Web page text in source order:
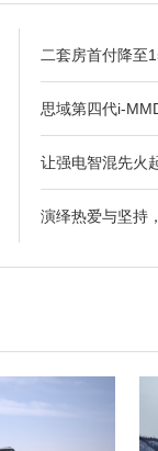
二套房首付降至
思域第四代i-
让强电智混先火
演绎热爱与坚持